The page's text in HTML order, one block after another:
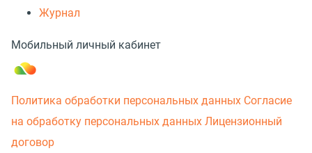
Журнал
Мобильный личный кабинет
Политика обработки персональных данных Согласие
на обработку персональных данных Лицензионный
договор